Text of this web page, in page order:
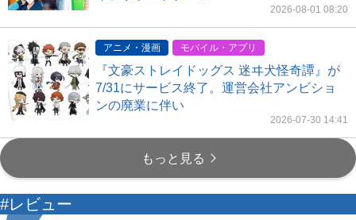
2026-08-01 08:20
アニメ・漫画 モバイル・アプリ
『文豪ストレイドッグス 迷ヰ犬怪奇譚』が
7/31にサービス終了。運営会社アンビショ
ンの廃業に伴い
2026-07-30 14:41
もっと見る
#レビュー